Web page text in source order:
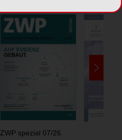
ZWP spezial 07/26